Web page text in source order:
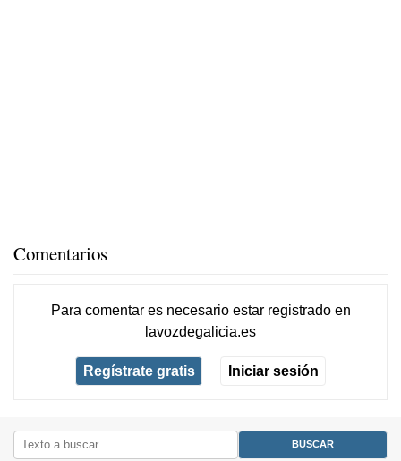
Comentarios
Para comentar es necesario estar registradoen
lavozdegalicia.es
Regístrate gratis Iniciar sesión